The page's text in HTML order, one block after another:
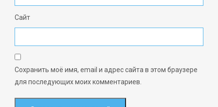
Сайт
Сохранить моё имя, email и адрес сайта в этом браузере
для последующих моих комментариев.